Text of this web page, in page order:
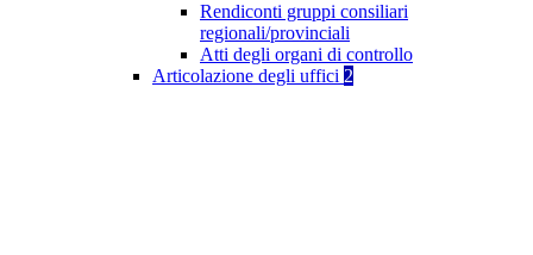
Rendiconti gruppi consiliari
regionali/provinciali
Atti degli organi di controllo
Articolazione degli uffici 2